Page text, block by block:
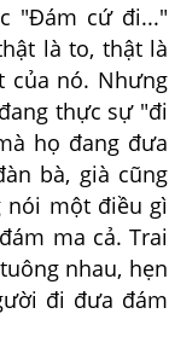
"Đám cứ đi..."
là to, thật là
của nó. Nhưng
thực sự "đi
họ đang đưa
bà, già cũng
nói một điều gì
ma cả. Trai
nhau, hẹn
đi đưa đám